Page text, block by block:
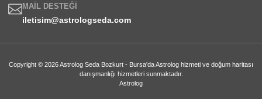
MAIL DESTEĞI
iletisim@astrologseda.com
Copyright © 2026 Astrolog Seda Bozkurt - Bursa'da Astrolog hizmeti ve doğum haritası
danışmanlığı hizmetleri sunmaktadır.
Astrolog